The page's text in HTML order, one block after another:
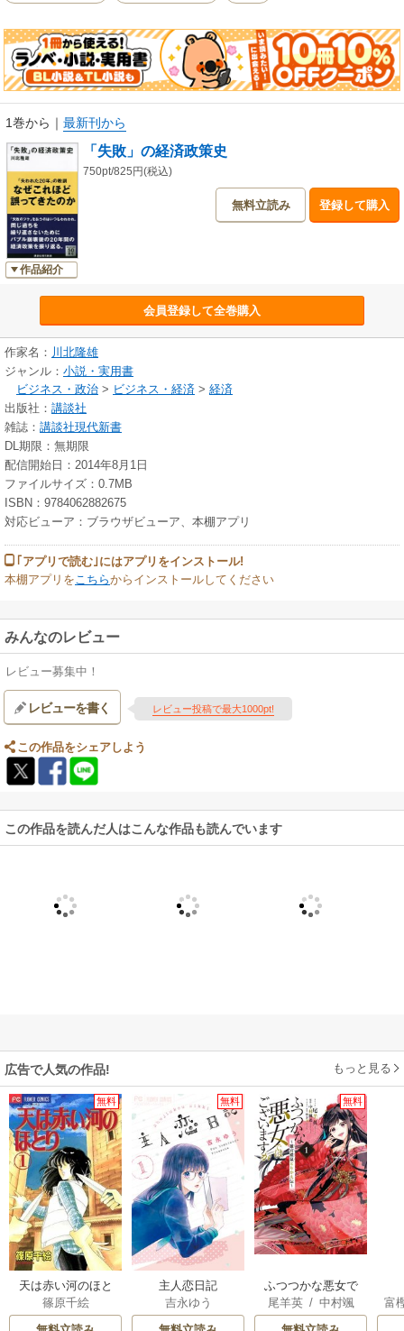
1巻から ｜ 最新刊から
作品紹介
「失敗」の経済政策史
750pt/825円(税込)
無料立読み 登録して購入
会員登録して全巻購入
作家名： 川北隆雄
ジャンル： 小説・実用書
ビジネス・政治 > ビジネス・経済 > 経済
出版社： 講談社
雑誌： 講談社現代新書
DL期限：無期限
配信開始日：2014年8月1日
ファイルサイズ：0.7MB
ISBN：9784062882675
対応ビューア：ブラウザビューア、本棚アプリ
｢アプリで読む｣にはアプリをインストール!
本棚アプリを こちらからインストールしてください
みんなのレビュー
レビュー募集中！
レビューを書く レビュー投稿で最大1000pt!
この作品をシェアしよう
この作品を読んだ人はこんな作品も読んでいます
広告で人気の作品! もっと見る
無料
天は赤い河のほと
り
篠原千絵
無料
主人恋日記
吉永ゆう
無料
ふつつかな悪女で
はございますが ～
雛宮蝶鼠とりかえ
尾羊英/ 中村颯
希
/ ゆき哉
富